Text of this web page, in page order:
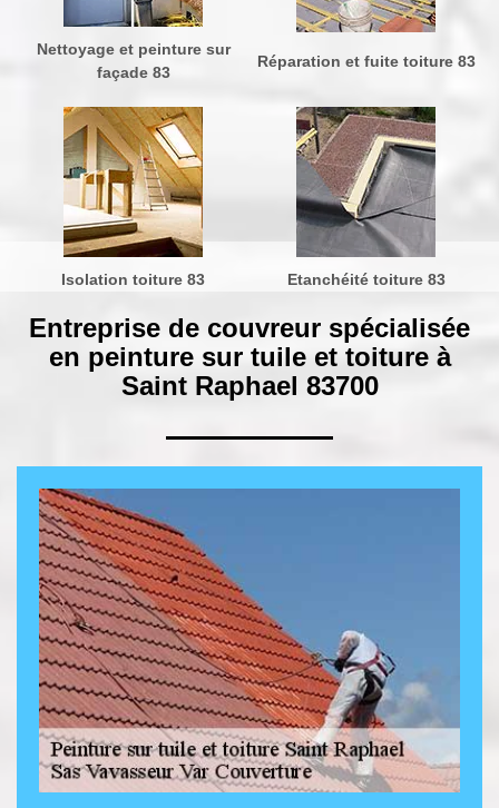
Nettoyage et peinture sur
façade 83
Réparation et fuite toiture 83
Isolation toiture 83 Etanchéité toiture 83
Entreprise de couvreur spécialisée
en peinture sur tuile et toiture à
Saint Raphael 83700